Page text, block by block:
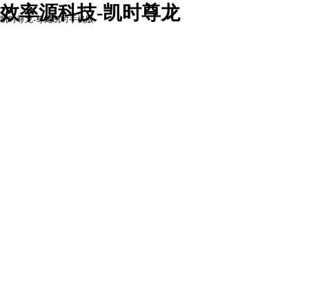
效率源科技-凯时尊龙
凯时尊龙-尊龙凯时手机版